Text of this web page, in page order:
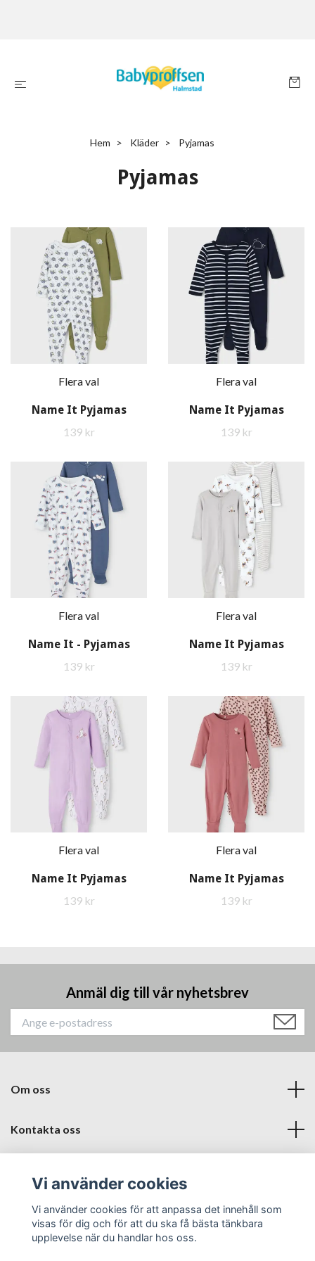
Hem Kläder Pyjamas
Pyjamas
Flera val
Name It Pyjamas
139 kr
Flera val
Name It Pyjamas
139 kr
Flera val
Name It - Pyjamas
139 kr
Flera val
Name It Pyjamas
139 kr
Flera val
Name It Pyjamas
139 kr
Flera val
Name It Pyjamas
139 kr
Anmäl dig till vår nyhetsbrev
Om oss
Kontakta oss
Sociala medier
Vi använder cookies
Vi använder cookies för att anpassa det innehåll som
visas för dig och för att du ska få bästa tänkbara
upplevelse när du handlar hos oss.